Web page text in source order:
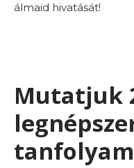
álmaid hivatását!
Mutatjuk